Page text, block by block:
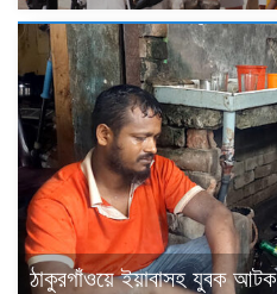
ঠাকুরগাঁওয়ে ইয়াবাসহ যুবক আটক